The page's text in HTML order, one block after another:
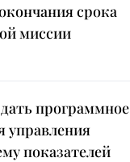
срока
миссии
программное
управления
показателей